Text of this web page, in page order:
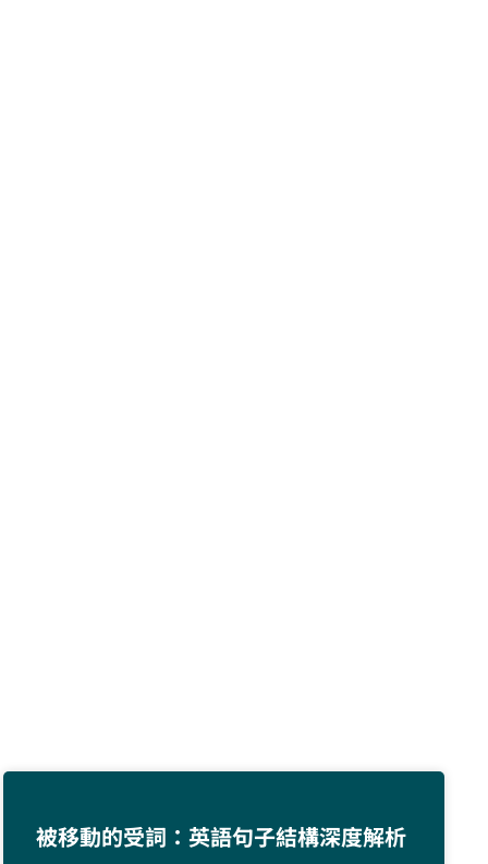
被移動的受詞：英語句子結構深度解析